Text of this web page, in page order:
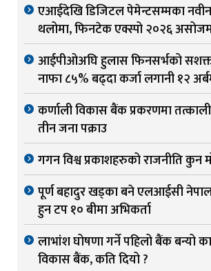
एआईदेखि डिजिटल पेमेन्टसम्मका नवीन
थलोमा, फिनटेक एक्स्पो २०२६
आईपीओअघि हुलास फिनसर्भको सशक्त
नाफा ८५% बढ्दा कर्जा लगानी १२
कर्णाली विकास बैंक प्रकरणमा
तीन जना पक्राउ
गगन विश्व प्रकाशहरुको राजनीति कुन
पूर्ण बहादुर खड्का बने एलआईसी
हुन टप १० बीमा अभिकर्ता
लाभांश घोषणा गर्ने पहिलो बैंक बन्यो
विकास बैंक, कति दियो ?